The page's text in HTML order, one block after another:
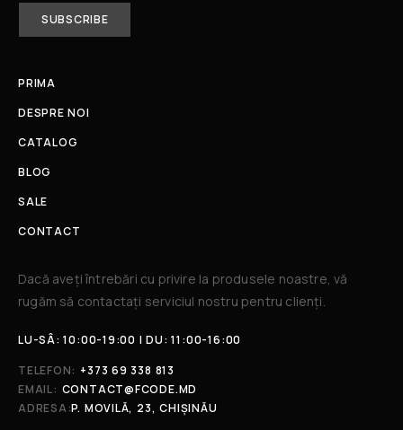
PRIMA
DESPRE NOI
CATALOG
BLOG
SALE
CONTACT
Dacă aveți întrebări cu privire la produsele noastre, vă
rugăm să contactați serviciul nostru pentru clienți.​
LU-SÂ: 10:00-19:00 | DU: 11:00-16:00
TELEFON: +373 69 338 813
EMAIL: CONTACT@FCODE.MD
ADRESA:P. MOVILĂ, 23, CHIȘINĂU